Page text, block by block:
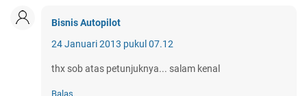
Bisnis Autopilot
24 Januari 2013 pukul 07.12
thx sob atas petunjuknya... salam kenal
Balas